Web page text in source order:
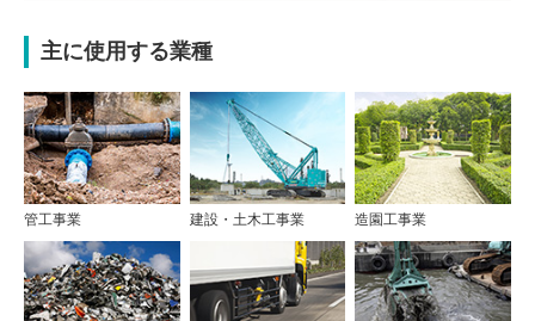
主に使用する業種
管工事業 建設・土木工事業 造園工事業